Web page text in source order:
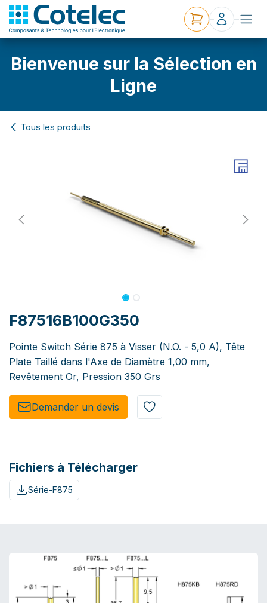
Bienvenue sur la Sélection en
Ligne
Tous les produits
F87516B100G350
Pointe Switch Série 875 à Visser (N.O. - 5,0 A), Tête
Plate Taillé dans l'Axe de Diamètre 1,00 mm,
Revêtement Or, Pression 350 Grs
Demander un de​​vis​​
Fichiers à Télécharger
Série-F875